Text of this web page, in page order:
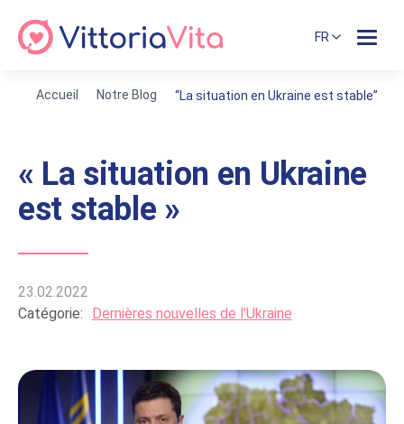
FR
Accueil Notre Blog “La situation en Ukraine est stable”
« La situation en Ukraine
est stable »
23.02.2022
Catégorie:
Dernières nouvelles de l'Ukraine